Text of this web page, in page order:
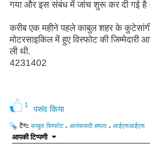
गया और इस संबंध में जांच शुरू कर दी गई
करीब एक महीने पहले काबुल शहर के
मोटरसाइकिल में हुए विस्फोट की
ली थी.
4231402
1 पसंद किया
टैग:काबुल विस्फोट، आतंकवादी हमला ، आईएसआईएस
आपकी टिप्पणी